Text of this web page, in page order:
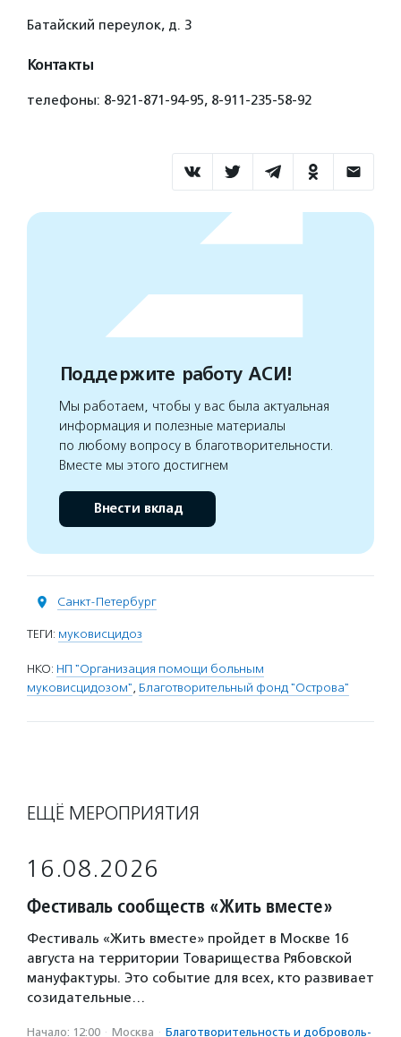
Батайский переулок, д. 3
Контакты
телефоны: 8-921-871-94-95, 8-911-235-58-92
Поддержите работу АСИ!
Мы работаем, чтобы у вас была актуальная
информация и полезные материалы
по любому вопросу в благотворительности.
Вместе мы этого достигнем
Внести вклад
Санкт-Петербург
ТЕГИ: муковисцидоз
НКО: НП "Организация помощи больным
муковисцидозом", Благотворительный фонд "Острова"
ЕЩЁ МЕРОПРИЯТИЯ
16.08.2026
Фестиваль сообществ «Жить вместе»
Фестиваль «Жить вместе» пройдет в Москве 16
августа на территории Товарищества Рябовской
мануфактуры. Это событие для всех, кто развивает
созидательные…
Начало: 12:00 · Москва · Благотвори­тель­ность и доброволь­